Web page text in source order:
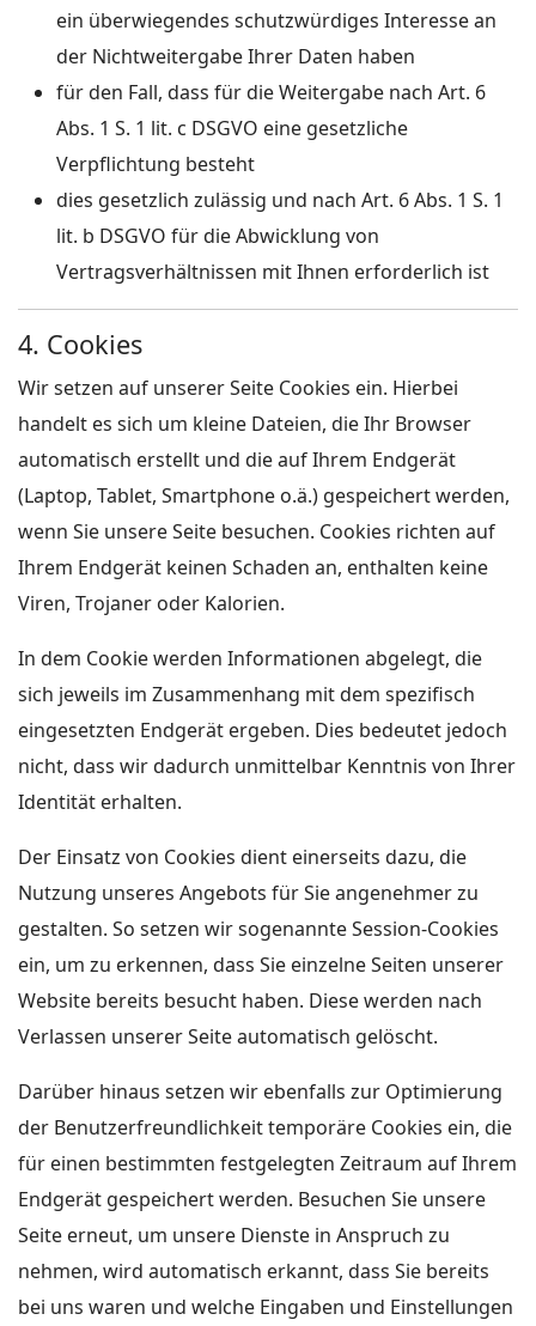
ein überwiegendes schutzwürdiges Interesse an
der Nichtweitergabe Ihrer Daten haben
für den Fall, dass für die Weitergabe nach Art. 6
Abs. 1 S. 1 lit. c DSGVO eine gesetzliche
Verpflichtung besteht
dies gesetzlich zulässig und nach Art. 6 Abs. 1 S. 1
lit. b DSGVO für die Abwicklung von
Vertragsverhältnissen mit Ihnen erforderlich ist
4. Cookies
Wir setzen auf unserer Seite Cookies ein. Hierbei
handelt es sich um kleine Dateien, die Ihr Browser
automatisch erstellt und die auf Ihrem Endgerät
(Laptop, Tablet, Smartphone o.ä.) gespeichert werden,
wenn Sie unsere Seite besuchen. Cookies richten auf
Ihrem Endgerät keinen Schaden an, enthalten keine
Viren, Trojaner oder Kalorien.
In dem Cookie werden Informationen abgelegt, die
sich jeweils im Zusammenhang mit dem spezifisch
eingesetzten Endgerät ergeben. Dies bedeutet jedoch
nicht, dass wir dadurch unmittelbar Kenntnis von Ihrer
Identität erhalten.
Der Einsatz von Cookies dient einerseits dazu, die
Nutzung unseres Angebots für Sie angenehmer zu
gestalten. So setzen wir sogenannte Session-Cookies
ein, um zu erkennen, dass Sie einzelne Seiten unserer
Website bereits besucht haben. Diese werden nach
Verlassen unserer Seite automatisch gelöscht.
Darüber hinaus setzen wir ebenfalls zur Optimierung
der Benutzerfreundlichkeit temporäre Cookies ein, die
für einen bestimmten festgelegten Zeitraum auf Ihrem
Endgerät gespeichert werden. Besuchen Sie unsere
Seite erneut, um unsere Dienste in Anspruch zu
nehmen, wird automatisch erkannt, dass Sie bereits
bei uns waren und welche Eingaben und Einstellungen